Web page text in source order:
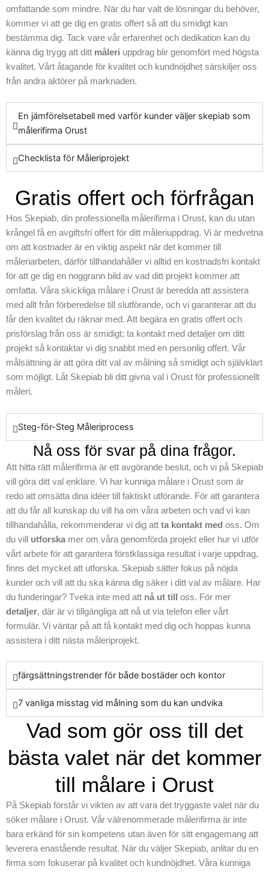
omfattande som mindre. När du har valt de lösningar du behöver,
kommer vi att ge dig en gratis offert så att du smidigt kan
bestämma dig. Tack vare vår erfarenhet och dedikation kan du
känna dig trygg att ditt måleri uppdrag blir genomfört med högsta
kvalitet. Vårt åtagande för kvalitet och kundnöjdhet särskiljer oss
från andra aktörer på marknaden.
En jämförelsetabell med varför kunder väljer skepiab som
målerifirma Orust
Checklista för Måleriprojekt
Gratis offert och förfrågan
Hos Skepiab, din professionella målerifirma i Orust, kan du utan
krångel få en avgiftsfri offert för ditt måleriuppdrag. Vi är medvetna
om att kostnader är en viktig aspekt när det kommer till
måleriarbeten, därför tillhandahåller vi alltid en kostnadsfri kontakt
för att ge dig en noggrann bild av vad ditt projekt kommer att
omfatta. Våra skickliga målare i Orust är beredda att assistera
med allt från förberedelse till slutförande, och vi garanterar att du
får den kvalitet du räknar med. Att begära en gratis offert och
prisförslag från oss är smidigt; ta kontakt med detaljer om ditt
projekt så kontaktar vi dig snabbt med en personlig offert. Vår
målsättning är att göra ditt val av målning så smidigt och självklart
som möjligt. Låt Skepiab bli ditt givna val i Orust för professionellt
måleri.
Steg-för-Steg Måleriprocess
Nå oss för svar på dina frågor.
Att hitta rätt målerifirma är ett avgörande beslut, och vi på Skepiab
vill göra ditt val enklare. Vi har kunniga målare i Orust som är
redo att omsätta dina idéer till faktiskt utförande. För att garantera
att du får all kunskap du vill ha om våra arbeten och vad vi kan
tillhandahålla, rekommenderar vi dig att ta kontakt med oss. Om
du vill utforska mer om våra genomförda projekt eller hur vi utför
vårt arbete för att garantera förstklassiga resultat i varje uppdrag,
finns det mycket att utforska. Skepiab sätter fokus på nöjda
kunder och vill att du ska känna dig säker i ditt val av målare. Har
du funderingar? Tveka inte med att nå ut till
oss. För mer
detaljer, där är vi tillgängliga att nå ut via telefon eller vårt
formulär. Vi väntar på att få kontakt med dig och hoppas kunna
assistera i ditt nästa måleriprojekt.
färgsättningstrender för både bostäder och kontor
7 vanliga misstag vid målning som du kan undvika
Vad som gör oss till det
bästa valet när det kommer
till målare i Orust
På Skepiab förstår vi vikten av att vara det tryggaste valet när du
söker målare i Orust. Vår välrenommerade målerifirma är inte
bara erkänd för sin kompetens utan även för sitt engagemang att
leverera enastående resultat. När du väljer Skepiab, anlitar du en
firma som fokuserar på kvalitet och kundnöjdhet. Våra kunniga